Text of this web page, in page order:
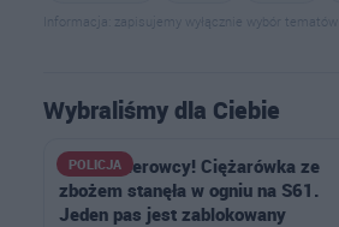
Informacja: zapisujemy wyłącznie wybór
Wybraliśmy dla Ciebie
POLICJA
Uwaga kierowcy! Ciężarówka ze
zbożem stanęła w ogniu na S61.
Jeden pas jest zablokowany